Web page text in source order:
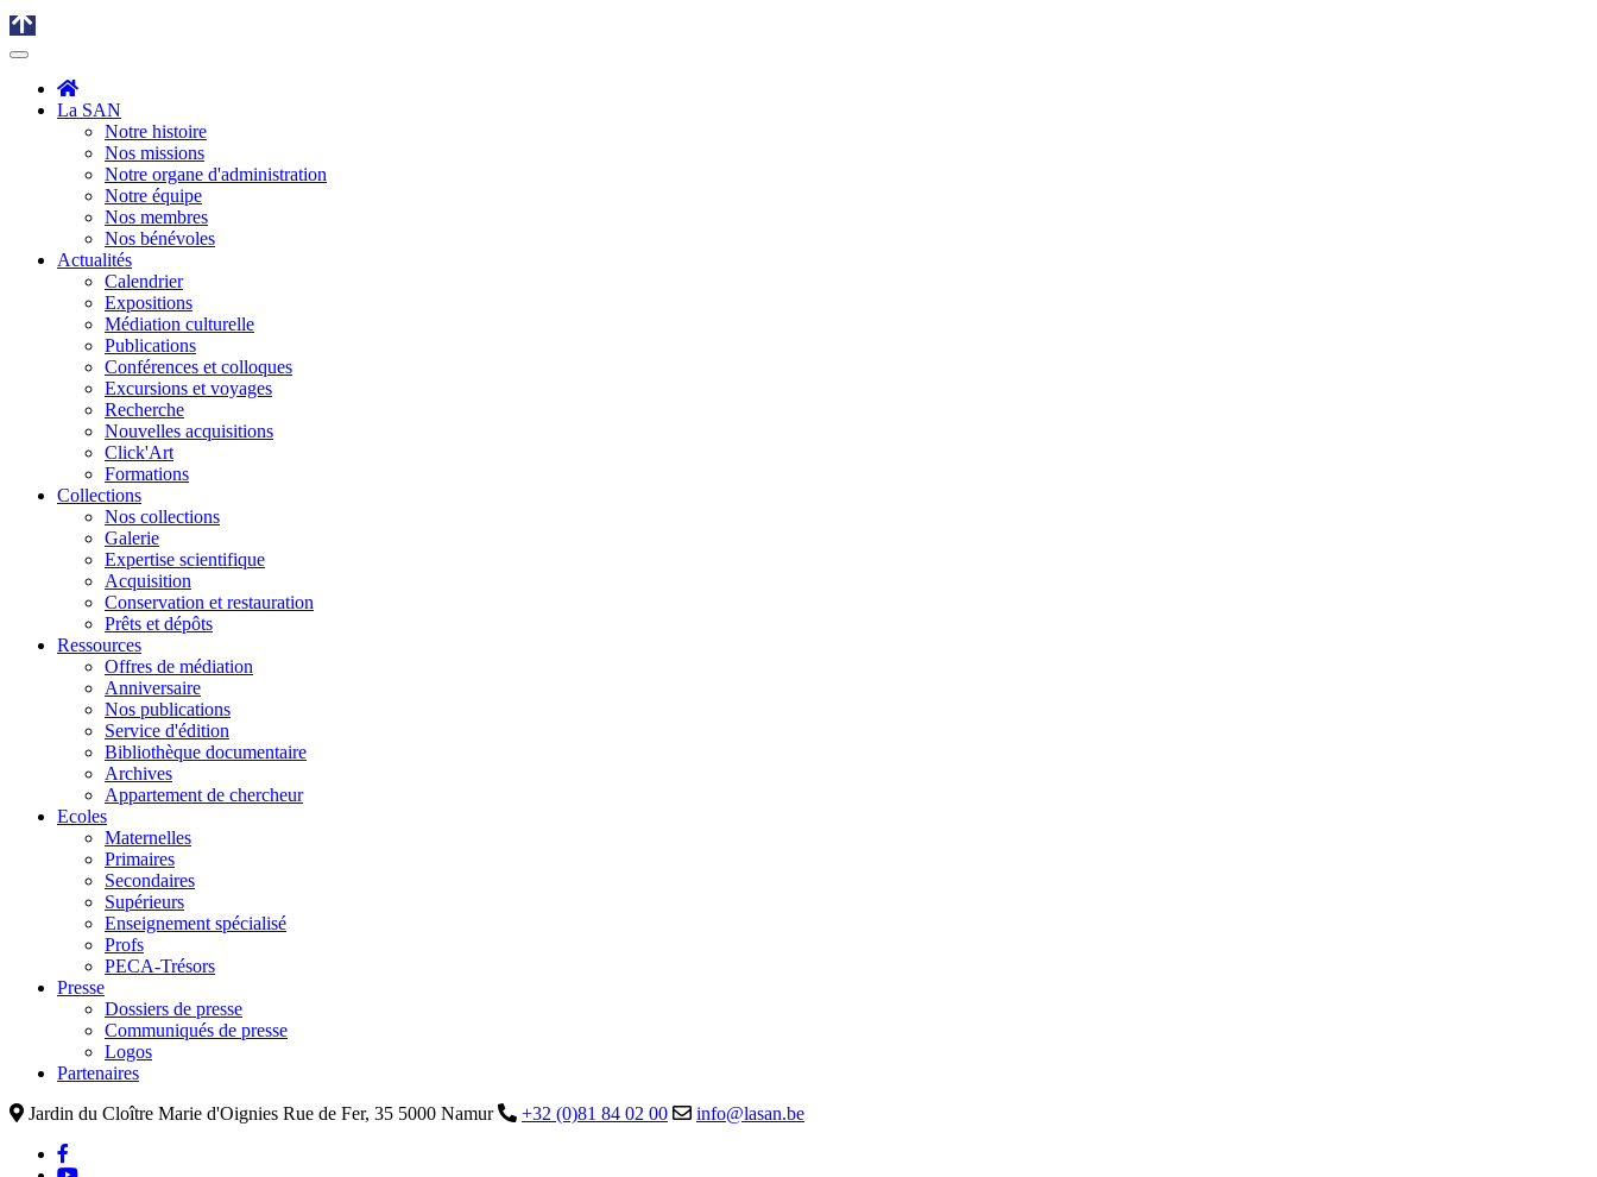
La SAN
Notre histoire
Nos missions
Notre organe d'administration
Notre équipe
Nos membres
Nos bénévoles
Actualités
Calendrier
Expositions
Médiation culturelle
Publications
Conférences et colloques
Excursions et voyages
Recherche
Nouvelles acquisitions
Click'Art
Formations
Collections
Nos collections
Galerie
Expertise scientifique
Acquisition
Conservation et restauration
Prêts et dépôts
Ressources
Offres de médiation
Anniversaire
Nos publications
Service d'édition
Bibliothèque documentaire
Archives
Appartement de chercheur
Ecoles
Maternelles
Primaires
Secondaires
Supérieurs
Enseignement spécialisé
Profs
PECA-Trésors
Presse
Dossiers de presse
Communiqués de presse
Logos
Partenaires
Jardin du Cloître Marie d'Oignies Rue de Fer, 35 5000 Namur
+32 (0)81 84 02 00 info@lasan.be